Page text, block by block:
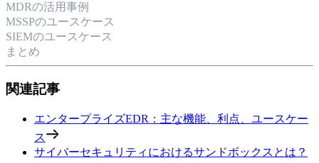
MDRの活用事例
MSSPのユースケース
SIEMのユースケース
まとめ
関連記事
エンタープライズEDR：主な機能、利点、ユースケー
ス
サイバーセキュリティにおけるサンドボックスとは？